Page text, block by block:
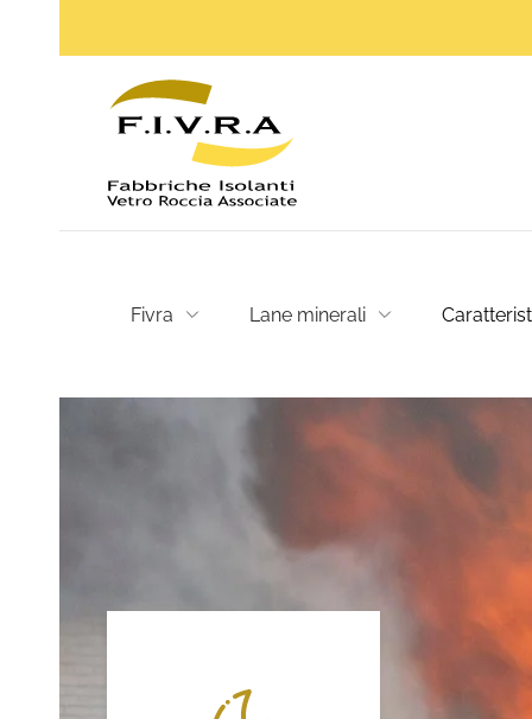
Fivra Lane minerali